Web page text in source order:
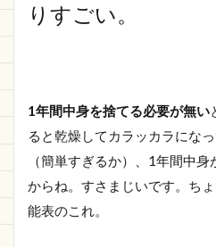
りすごい。
1年間中身を捨てる必要が無い
ると乾燥してカラッカラにな
（簡単すぎるか）、1年間中
からね。すさまじいです。ち
能表のこれ。